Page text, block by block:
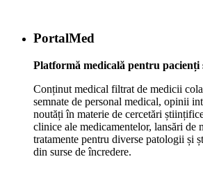
PortalMed
Platformă medicală pentru pacienți
Conținut medical filtrat de medicii
semnate de personal medical, opinii
noutăți în materie de cercetări
clinice ale medicamentelor, lansări de
tratamente pentru diverse patologii și
din surse de încredere.